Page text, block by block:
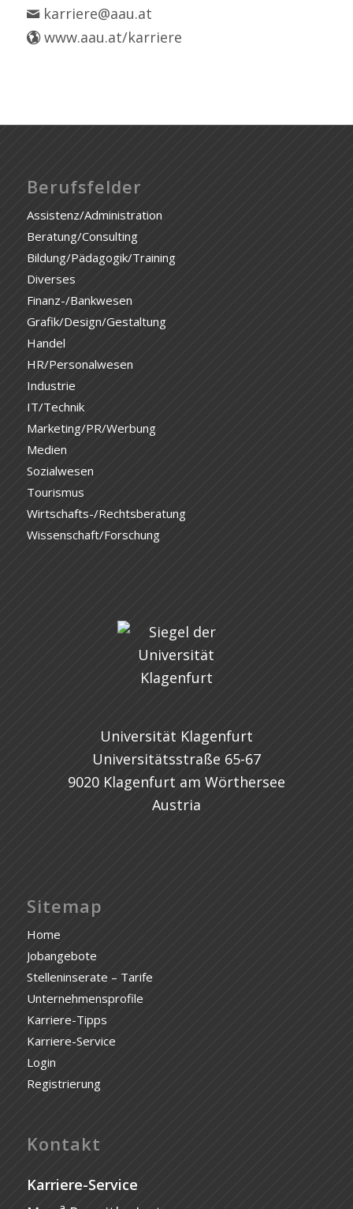
karriere@aau.at
www.aau.at/karriere
Berufsfelder
Assistenz/Administration
Beratung/Consulting
Bildung/Pädagogik/Training
Diverses
Finanz-/Bankwesen
Grafik/Design/Gestaltung
Handel
HR/Personalwesen
Industrie
IT/Technik
Marketing/PR/Werbung
Medien
Sozialwesen
Tourismus
Wirtschafts-/Rechtsberatung
Wissenschaft/Forschung
Universität Klagenfurt
Universitätsstraße 65-67
9020 Klagenfurt am Wörthersee
Austria
Sitemap
Home
Jobangebote
Stelleninserate – Tarife
Unternehmensprofile
Karriere-Tipps
Karriere-Service
Login
Registrierung
Kontakt
Karriere-Service